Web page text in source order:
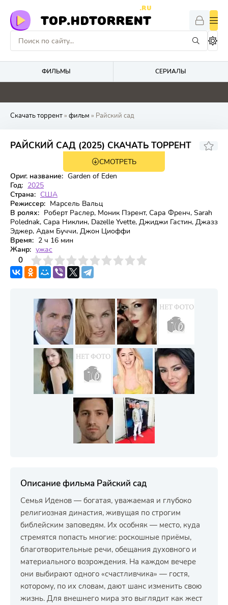
TOP.HDTORRENT
.RU
ФИЛЬМЫ СЕРИАЛЫ
0 0 0 0
Скачать торрент» фильм » Райский сад
РАЙСКИЙ САД (2025) СКАЧАТЬ ТОРРЕНТ
3.5
СМОТРЕТЬ
Ориг. название: Garden of Eden
Год: 2025
Страна: США
Режиссер: Марсель Вальц
В ролях: Роберт Раслер, Моник Пэрент, Сара Френч, Sarah
Polednak, Сара Никлин, Dazelle Yvette, Джиджи Гастин, Джазз
Эджер, Адам Буччи, Джон Циоффи
Время: 2 ч 16 мин
Жанр: ужас
0
4 6 7 8 9 10
Описание фильма Райский сад
Семья Иденов — богатая, уважаемая и глубоко
религиозная династия, живущая по строгим
библейским заповедям. Их особняк — место, куда
стремятся попасть многие: роскошные приёмы,
благотворительные речи, обещания духовного и
материального возрождения. На каждом вечере
они выбирают одного «счастливчика» — гостя,
которому, по их словам, дают шанс изменить свою
жизнь. Для внешнего мира это выглядит как жест